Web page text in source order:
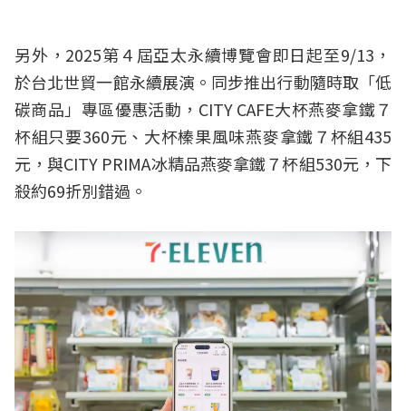
另外，2025第４屆亞太永續博覽會即日起至9/13，
於台北世貿一館永續展演。同步推出行動隨時取「低
碳商品」專區優惠活動，CITY CAFE大杯燕麥拿鐵７
杯組只要360元、大杯榛果風味燕麥拿鐵７杯組435
元，與CITY PRIMA冰精品燕麥拿鐵７杯組530元，下
殺約69折別錯過。